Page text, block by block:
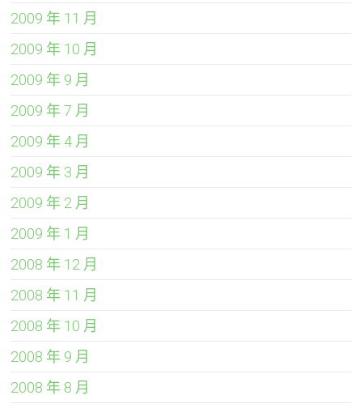
2009 年 11 月
2009 年 10 月
2009 年 9 月
2009 年 7 月
2009 年 4 月
2009 年 3 月
2009 年 2 月
2009 年 1 月
2008 年 12 月
2008 年 11 月
2008 年 10 月
2008 年 9 月
2008 年 8 月